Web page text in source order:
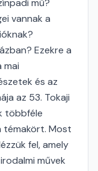
mű?
vannak a
Ezekre a
mai
és az
az 53. Tokaji
többféle
témakört. Most
fel, amely
művek